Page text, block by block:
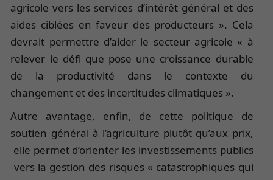
agricole vers les services d’intérêt général et des
aides ciblées en faveur des producteurs ». Cela
devrait permettre d’aider le secteur agricole « à
relever le défi que pose une croissance durable
de la productivité dans le contexte du
changement et des incertitudes climatiques ».
Autre avantage, enfin, de cette politique de
soutien général à l’agriculture plutôt qu’aux prix,
elle permet d’orienter les investissements publics
vers la gestion des risques « catastrophiques qui